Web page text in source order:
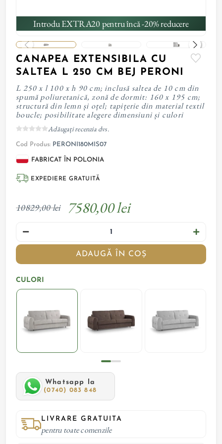
Introdu EXTRA20 pentru încă -20% reducere
CANAPEA EXTENSIBILA CU
SALTEA L 250 CM BEJ PERONI
L 250 x l 100 x h 90 cm; inclusă saltea de 10 cm din
spumă poliuretanică, zonă de dormit: 160 x 195 cm;
structură din lemn și oțel; tapițerie din material textil
boucle; posibilitate alegere dimensiuni și culori
Adăugați recenzia dvs.
Cod Produs: PERONI180MIS07
FABRICAT ÎN POLONIA
EXPEDIERE GRATUITĂ
10829,00 lei 7580,00 lei
ADAUGĂ ÎN COȘ
CULORI
Whatsapp la
(0740) 083 848
LIVRARE GRATUITA
pentru toate comenzile